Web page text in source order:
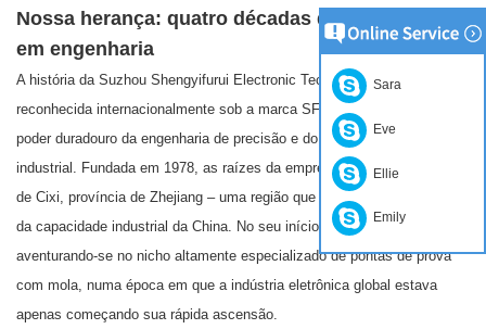
Nossa herança: quatro décadas de excelência
em engenharia
A história da Suzhou Shengyifurui Electronic Technology Co., Ltd.,
reconhecida internacionalmente sob a marca SFENG, é uma prova do
poder duradouro da engenharia de precisão e do espírito da evolução
industrial. Fundada em 1978, as raízes da empresa remontam à cidade
de Cixi, província de Zhejiang – uma região que se tornaria o coração
da capacidade industrial da China. No seu início, a SFENG foi pioneira,
aventurando-se no nicho altamente especializado de pontas de prova
com mola, numa época em que a indústria eletrônica global estava
apenas começando sua rápida ascensão.
Sara
Eve
Ellie
Emily